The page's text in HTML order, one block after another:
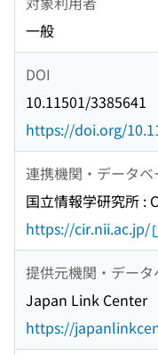
一般
DOI
10.11501/3385641
https://doi.org/
連携機関・データベ
国立情報学研究所 :
https://cir.nii.ac.jp/
提供元機関・データ
Japan Link Center
https://